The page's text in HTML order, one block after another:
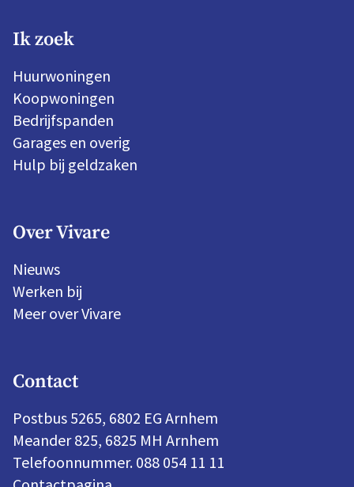
Ik zoek
Huurwoningen
Koopwoningen
Bedrijfspanden
Garages en overig
Hulp bij geldzaken
Over Vivare
Nieuws
Werken bij
Meer over Vivare
Contact
Postbus 5265, 6802 EG Arnhem
Meander 825, 6825 MH Arnhem
Telefoonnummer. 088 054 11 11